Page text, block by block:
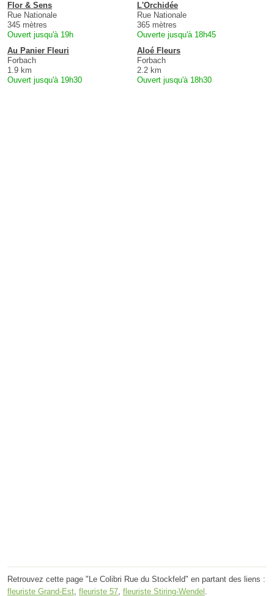
Flor & Sens
Rue Nationale
345 mètres
Ouvert jusqu'à 19h
L'Orchidée
Rue Nationale
365 mètres
Ouverte jusqu'à 18h45
Au Panier Fleuri
Forbach
1.9 km
Ouvert jusqu'à 19h30
Aloé Fleurs
Forbach
2.2 km
Ouvert jusqu'à 18h30
Retrouvez cette page "Le Colibri Rue du Stockfeld" en partant des liens :
fleuriste Grand-Est, fleuriste 57, fleuriste Stiring-Wendel .